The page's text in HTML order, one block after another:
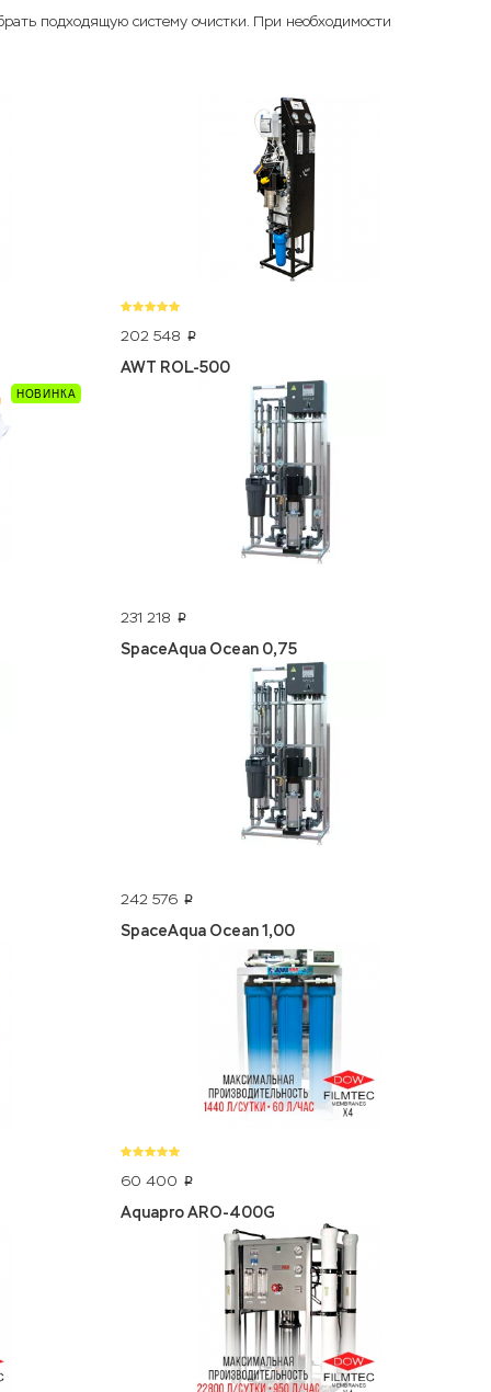
подходящую систему очистки. При необходимости
202 548 p
AWT ROL-500
231 218 p
SpaceAqua Ocean 0,75
242 576 p
SpaceAqua Ocean 1,00
60 400 p
Aquapro ARO-400G